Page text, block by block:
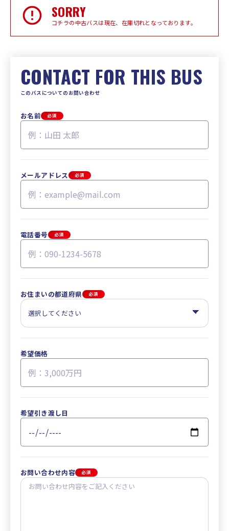
SORRY
コチラの中古バスは現在、在庫切れとなっております。
CONTACT FOR THIS BUS
このバスについてのお問い合わせ
お名前 必須
メールアドレス 必須
電話番号 必須
お住まいの都道府県 必須
希望価格
希望引き渡し日
お問い合わせ内容 必須